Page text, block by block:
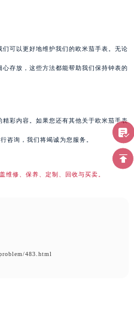
可以更好地维护我们的欧米茄手表。无论
存放，这些方法都能帮助我们保持钟表的
精彩内容。如果您还有其他关于欧米茄手表
咨询，我们将竭诚为您服务。
483.html